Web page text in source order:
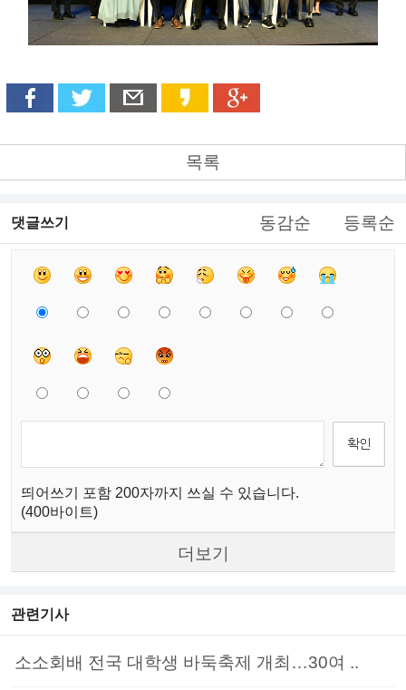
목록
댓글쓰기 동감순 등록순
띄어쓰기 포함 200자까지 쓰실 수 있습니다.
(400바이트)
더보기
관련기사
소소회배 전국 대학생 바둑축제 개최…30여 ..